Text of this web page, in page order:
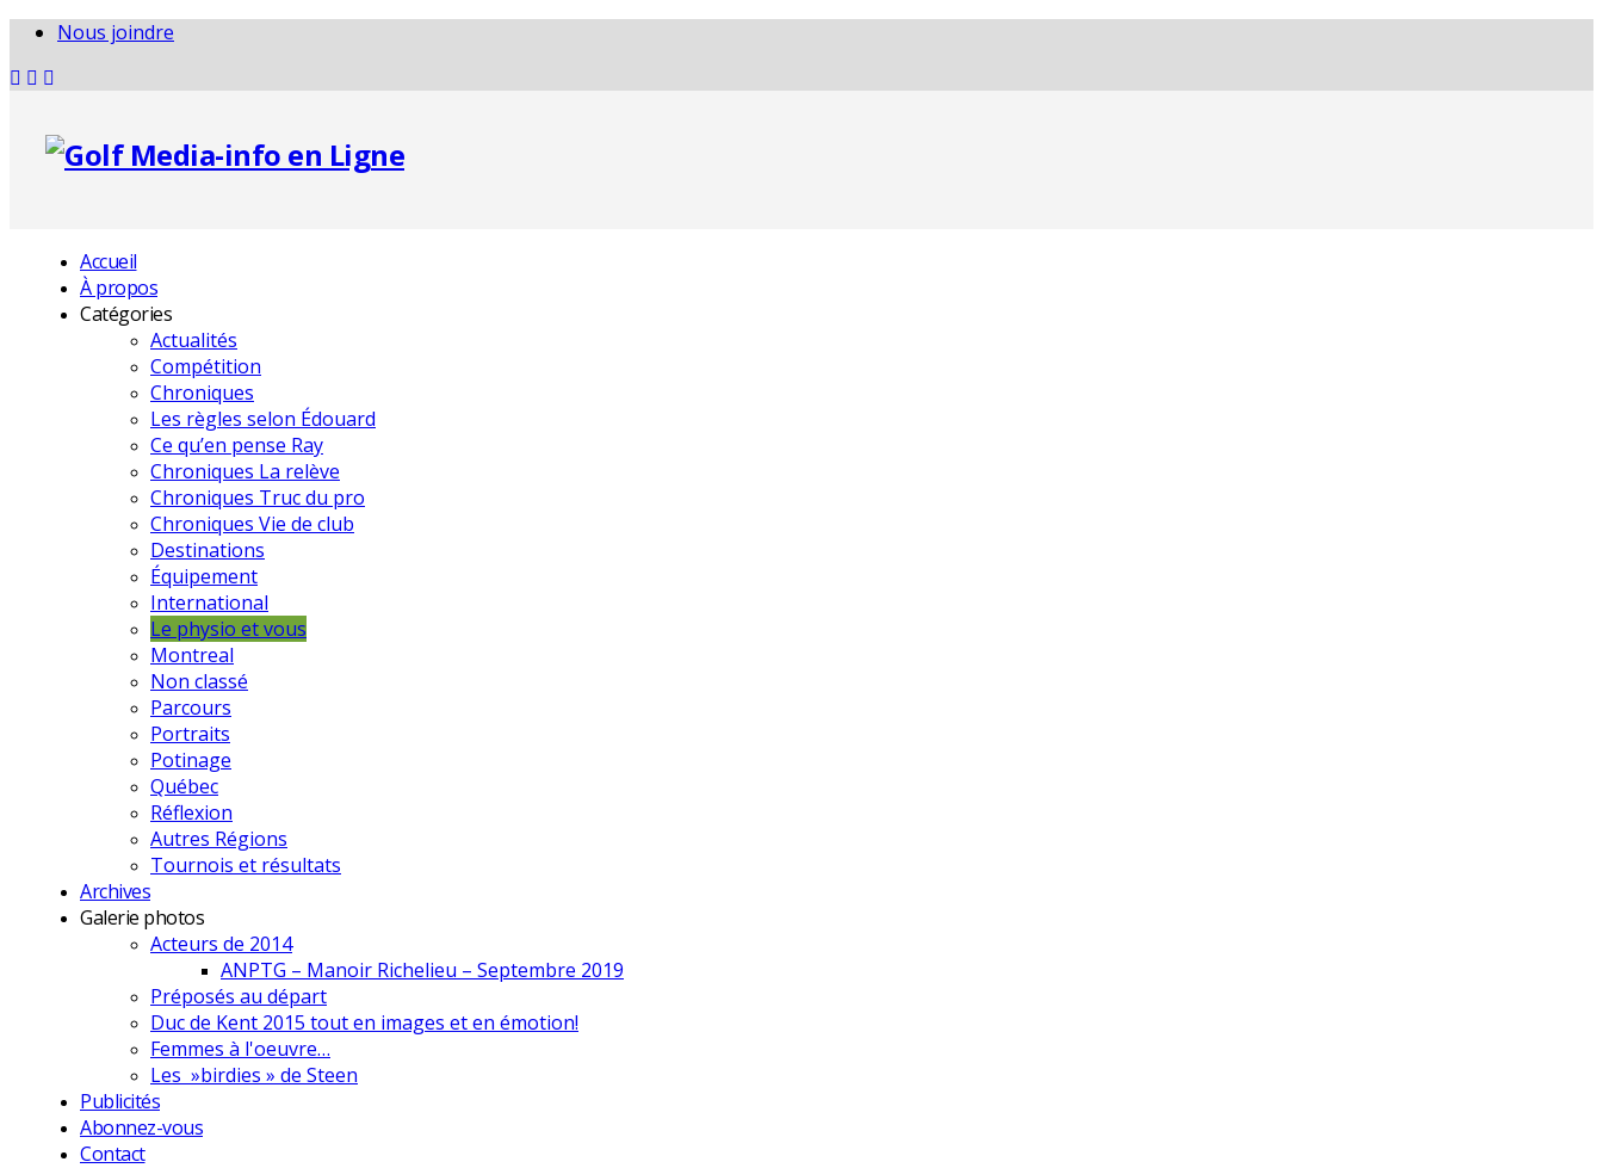
Nous joindre
Accueil
À propos
Catégories
Actualités
Compétition
Chroniques
Les règles selon Édouard
Ce qu’en pense Ray
Chroniques La relève
Chroniques Truc du pro
Chroniques Vie de club
Destinations
Équipement
International
Le physio et vous
Montreal
Non classé
Parcours
Portraits
Potinage
Québec
Réflexion
Autres Régions
Tournois et résultats
Archives
Galerie photos
Acteurs de 2014
ANPTG – Manoir Richelieu – Septembre 2019
Préposés au départ
Duc de Kent 2015 tout en images et en émotion!
Femmes à l'oeuvre…
Les »birdies » de Steen
Publicités
Abonnez-vous
Contact